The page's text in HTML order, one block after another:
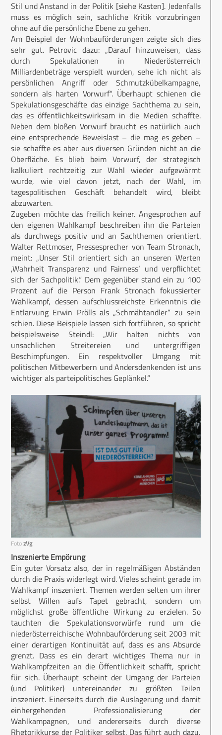
Stil und Anstand in der Politik [siehe Kasten]. Jedenfalls
muss es möglich sein, sachliche Kritik vorzubringen
ohne auf die persönliche Ebene zu gehen.
Am Beispiel der Wohnbauförderungen zeigte sich dies
sehr gut. Petrovic dazu: „Darauf hinzuweisen, dass
durch Spekulationen in Niederösterreich
Milliardenbeträge verspielt wurden, sehe ich nicht als
persönlichen Angriff oder Schmutzkübelkampagne,
sondern als harten Vorwurf“. Überhaupt schienen die
Spekulationsgeschäfte das einzige Sachthema zu sein,
das es öffentlichkeitswirksam in die Medien schaffte.
Neben dem bloßen Vorwurf braucht es natürlich auch
eine entsprechende Beweislast – die mag es geben –
sie schaffte es aber aus diversen Gründen nicht an die
Oberfläche. Es blieb beim Vorwurf, der strategisch
kalkuliert rechtzeitig zur Wahl wieder aufgewärmt
wurde, wie viel davon jetzt, nach der Wahl, im
tagespolitischen Geschäft behandelt wird, bleibt
abzuwarten.
Zugeben möchte das freilich keiner. Angesprochen auf
den eigenen Wahlkampf beschreiben ihn die Parteien
als durchwegs positiv und an Sachthemen orientiert.
Walter Rettmoser, Pressesprecher von Team Stronach,
meint: „Unser Stil orientiert sich an unseren Werten
,Wahrheit Transparenz und Fairness‘ und verpflichtet
sich der Sachpolitik.“ Dem gegenüber stand ein zu 100
Prozent auf die Person Frank Stronach fokussierter
Wahlkampf, dessen aufschlussreichste Erkenntnis die
Entlarvung Erwin Prölls als „Schmähtandler“ zu sein
schien. Diese Beispiele lassen sich fortführen, so spricht
beispielsweise Steindl: „Wir halten nichts von
unsachlichen Streitereien und untergriffigen
Beschimpfungen. Ein respektvoller Umgang mit
politischen Mitbewerbern und Andersdenkenden ist uns
wichtiger als parteipolitisches Geplänkel.“
FotozVg
Inszenierte Empörung
Ein guter Vorsatz also, der in regelmäßigen Abständen
durch die Praxis widerlegt wird. Vieles scheint gerade im
Wahlkampf inszeniert. Themen werden selten um ihrer
selbst Willen aufs Tapet gebracht, sondern um
möglichst große öffentliche Wirkung zu erzielen. So
tauchten die Spekulationsvorwürfe rund um die
niederösterreichische Wohnbauförderung seit 2003 mit
einer derartigen Kontinuität auf, dass es ans Absurde
grenzt. Dass es ein derart wichtiges Thema nur in
Wahlkampfzeiten an die Öffentlichkeit schafft, spricht
für sich. Überhaupt scheint der Umgang der Parteien
(und Politiker) untereinander zu größten Teilen
inszeniert. Einerseits durch die Auslagerung und damit
einhergehenden Professionalisierung der
Wahlkampagnen, und andererseits durch diverse
Rhetorikkurse der Politiker selbst. Das führt auch dazu,